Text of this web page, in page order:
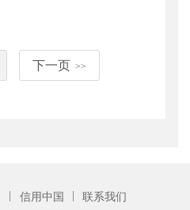
下一页 >>
| 信用中国 | 联系我们